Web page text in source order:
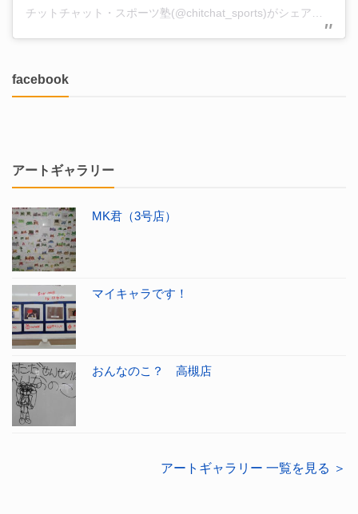
facebook
アートギャラリー
MK君（3号店）
マイキャラです！
おんなのこ？ 高槻店
アートギャラリー 一覧を見る ＞